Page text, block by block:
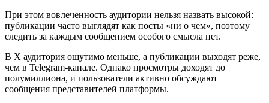
При этом вовлеченность аудитории нельзя назвать высокой:
публикации часто выглядят как посты «ни о чем», поэтому
следить за каждым сообщением особого смысла нет.
В X аудитория ощутимо меньше, а публикации выходят реже,
чем в Telegram-канале. Однако просмотры доходят до
полумиллиона, и пользователи активно обсуждают
сообщения представителей платформы.